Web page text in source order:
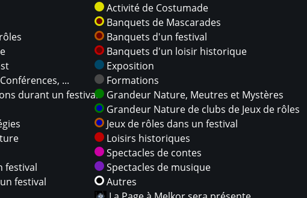
Activité de Costumade
Banquets de Mascarades
Banquets d'un festival
Banquets d'un loisir historique
Exposition
...
Formations
durant un festival
Grandeur Nature, Meutres et Mystères
Grandeur Nature de clubs de Jeux de rôles
Jeux de rôles dans un festival
Loisirs historiques
Spectacles de contes
festival
Spectacles de musique
festival
Autres